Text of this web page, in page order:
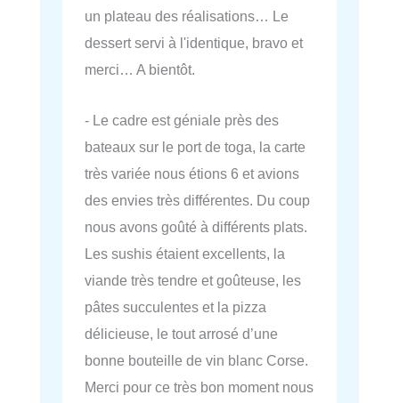
un plateau des réalisations… Le
dessert servi à l'identique, bravo et
merci… A bientôt.
- Le cadre est géniale près des
bateaux sur le port de toga, la carte
très variée nous étions 6 et avions
des envies très différentes. Du coup
nous avons goûté à différents plats.
Les sushis étaient excellents, la
viande très tendre et goûteuse, les
pâtes succulentes et la pizza
délicieuse, le tout arrosé d’une
bonne bouteille de vin blanc Corse.
Merci pour ce très bon moment nous